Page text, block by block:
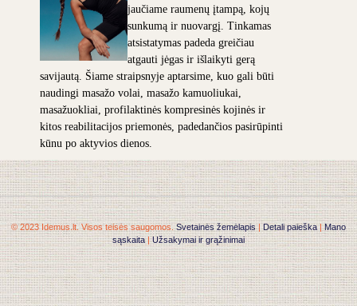
jaučiame raumenų įtampą, kojų
sunkumą ir nuovargį. Tinkamas
atsistatymas padeda greičiau
atgauti jėgas ir išlaikyti gerą
savijautą. Šiame straipsnyje aptarsime, kuo gali būti
naudingi masažo volai, masažo kamuoliukai,
masažuokliai, profilaktinės kompresinės kojinės ir
kitos reabilitacijos priemonės, padedančios pasirūpinti
kūnu po aktyvios dienos.
© 2023 Idemus.lt. Visos teisės saugomos.Svetainės žemėlapis|Detali paieška|Mano
sąskaita |Užsakymai ir grąžinimai